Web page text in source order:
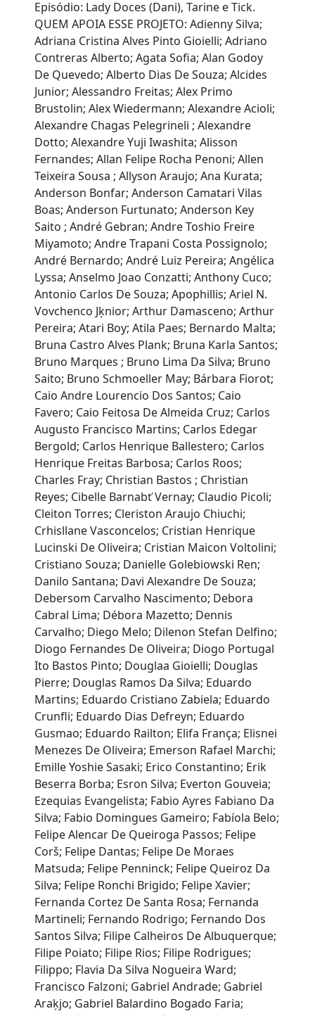
Episódio: Lady Doces (Dani), Tarine e Tick.
QUEM APOIA ESSE PROJETO: Adienny Silva;
Adriana Cristina Alves Pinto Gioielli; Adriano
Contreras Alberto; Agata Sofia; Alan Godoy
De Quevedo; Alberto Dias De Souza; Alcides
Junior; Alessandro Freitas; Alex Primo
Brustolin; Alex Wiedermann; Alexandre Acioli;
Alexandre Chagas Pelegrineli ; Alexandre
Dotto; Alexandre Yuji Iwashita; Alisson
Fernandes; Allan Felipe Rocha Penoni; Allen
Teixeira Sousa ; Allyson Araujo; Ana Kurata;
Anderson Bonfar; Anderson Camatari Vilas
Boas; Anderson Furtunato; Anderson Key
Saito ; André Gebran; Andre Toshio Freire
Miyamoto; Andre Trapani Costa Possignolo;
André Bernardo; André Luiz Pereira; Angélica
Lyssa; Anselmo Joao Conzatti; Anthony Cuco;
Antonio Carlos De Souza; Apophillis; Ariel N.
Vovchenco Jķnior; Arthur Damasceno; Arthur
Pereira; Atari Boy; Atila Paes; Bernardo Malta;
Bruna Castro Alves Plank; Bruna Karla Santos;
Bruno Marques ; Bruno Lima Da Silva; Bruno
Saito; Bruno Schmoeller May; Bárbara Fiorot;
Caio Andre Lourencio Dos Santos; Caio
Favero; Caio Feitosa De Almeida Cruz; Carlos
Augusto Francisco Martins; Carlos Edegar
Bergold; Carlos Henrique Ballestero; Carlos
Henrique Freitas Barbosa; Carlos Roos;
Charles Fray; Christian Bastos ; Christian
Reyes; Cibelle Barnabť Vernay; Claudio Picoli;
Cleiton Torres; Cleriston Araujo Chiuchi;
Crhisllane Vasconcelos; Cristian Henrique
Lucinski De Oliveira; Cristian Maicon Voltolini;
Cristiano Souza; Danielle Golebiowski Ren;
Danilo Santana; Davi Alexandre De Souza;
Debersom Carvalho Nascimento; Debora
Cabral Lima; Débora Mazetto; Dennis
Carvalho; Diego Melo; Dilenon Stefan Delfino;
Diogo Fernandes De Oliveira; Diogo Portugal
Ito Bastos Pinto; Douglaa Gioielli; Douglas
Pierre; Douglas Ramos Da Silva; Eduardo
Martins; Eduardo Cristiano Zabiela; Eduardo
Crunfli; Eduardo Dias Defreyn; Eduardo
Gusmao; Eduardo Railton; Elifa França; Elisnei
Menezes De Oliveira; Emerson Rafael Marchi;
Emille Yoshie Sasaki; Erico Constantino; Erik
Beserra Borba; Esron Silva; Everton Gouveia;
Ezequias Evangelista; Fabio Ayres Fabiano Da
Silva; Fabio Domingues Gameiro; Fabíola Belo;
Felipe Alencar De Queiroga Passos; Felipe
Corš; Felipe Dantas; Felipe De Moraes
Matsuda; Felipe Penninck; Felipe Queiroz Da
Silva; Felipe Ronchi Brigido; Felipe Xavier;
Fernanda Cortez De Santa Rosa; Fernanda
Martineli; Fernando Rodrigo; Fernando Dos
Santos Silva; Filipe Calheiros De Albuquerque;
Filipe Poiato; Filipe Rios; Filipe Rodrigues;
Filippo; Flavia Da Silva Nogueira Ward;
Francisco Falzoni; Gabriel Andrade; Gabriel
Araķjo; Gabriel Balardino Bogado Faria;